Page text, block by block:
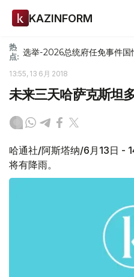
KAZINFORM
热
点: 选举-2026总统府任免事件国
13:55, 13 6月 2018
未来三天哈萨克斯坦
哈通社/阿斯塔纳/6月13日 -
将有降雨。